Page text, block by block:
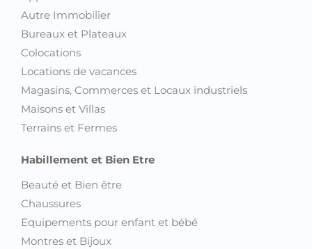
Autre Immobilier
Bureaux et Plateaux
Colocations
Locations de vacances
Magasins, Commerces et Locaux industriels
Maisons et Villas
Terrains et Fermes
Habillement et Bien Etre
Beauté et Bien être
Chaussures
Equipements pour enfant et bébé
Montres et Bijoux